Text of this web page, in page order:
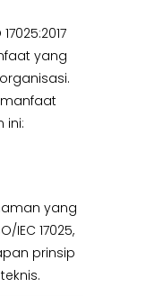
yang
ini:
yang
IEC 17025,
prinsip